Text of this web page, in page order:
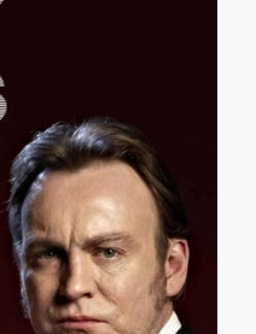
lässt. Hawkins ist
zu verstecken
Gleichzeitig hängen
in ihren Heimen und
- so auch Jim